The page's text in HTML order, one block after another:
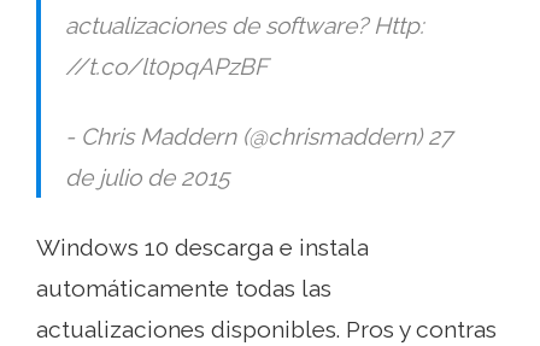
actualizaciones de software? Http:
//t.co/lt0pqAPzBF
- Chris Maddern (@chrismaddern) 27
de julio de 2015
Windows 10 descarga e instala
automáticamente todas las
actualizaciones disponibles. Pros y contras